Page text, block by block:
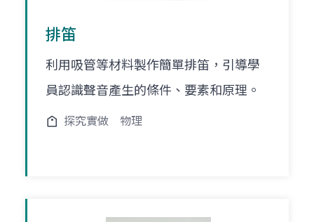
排笛
利用吸管等材料製作簡單排笛，引導學
員認識聲音產生的條件、要素和原理。
探究實做 物理